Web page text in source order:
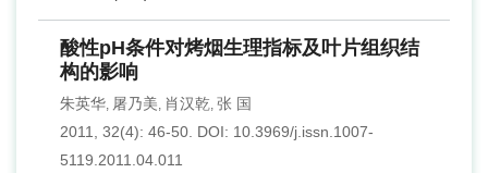
酸性pH条件对烤烟生理指标及叶片组织结
构的影响
朱英华, 屠乃美, 肖汉乾, 张 国
2011, 32(4): 46-50. DOI: 10.3969/j.issn.1007-
5119.2011.04.011